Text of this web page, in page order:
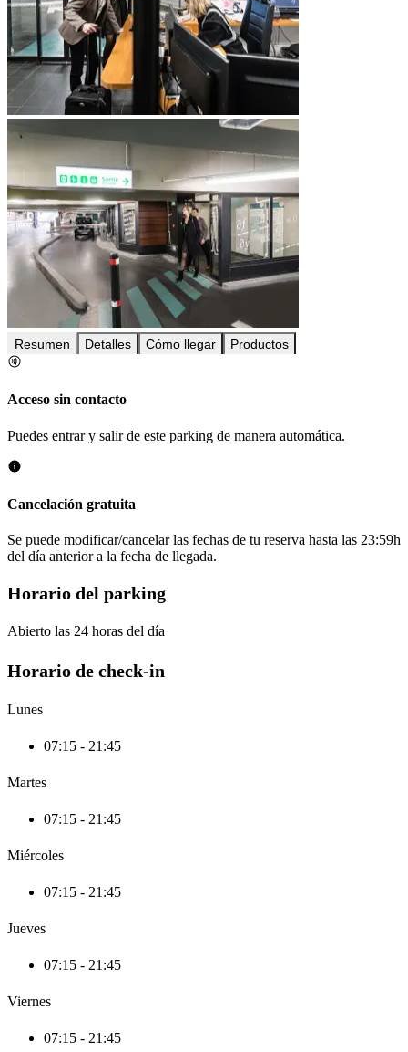
Resumen Detalles Cómo llegar Productos
Acceso sin contacto
Puedes entrar y salir de este parking de manera automática.
Cancelación gratuita
Se puede modificar/cancelar las fechas de tu reserva hasta las 23:59h
del día anterior a la fecha de llegada.
Horario del parking
Abierto las 24 horas del día
Horario de check-in
Lunes
07:15 - 21:45
Martes
07:15 - 21:45
Miércoles
07:15 - 21:45
Jueves
07:15 - 21:45
Viernes
07:15 - 21:45